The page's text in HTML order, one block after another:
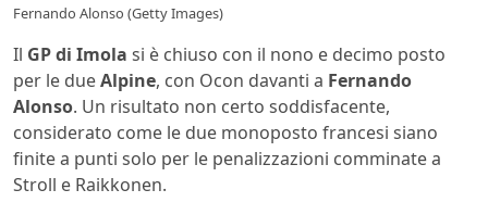
Fernando Alonso (Getty Images)
Il GP di Imola si è chiuso con il nono e decimo posto
per le dueAlpine, con Ocon davanti a Fernando
Alonso. Un risultato non certo soddisfacente,
considerato come le due monoposto francesi siano
finite a punti solo per le penalizzazioni comminate a
Stroll e Raikkonen.